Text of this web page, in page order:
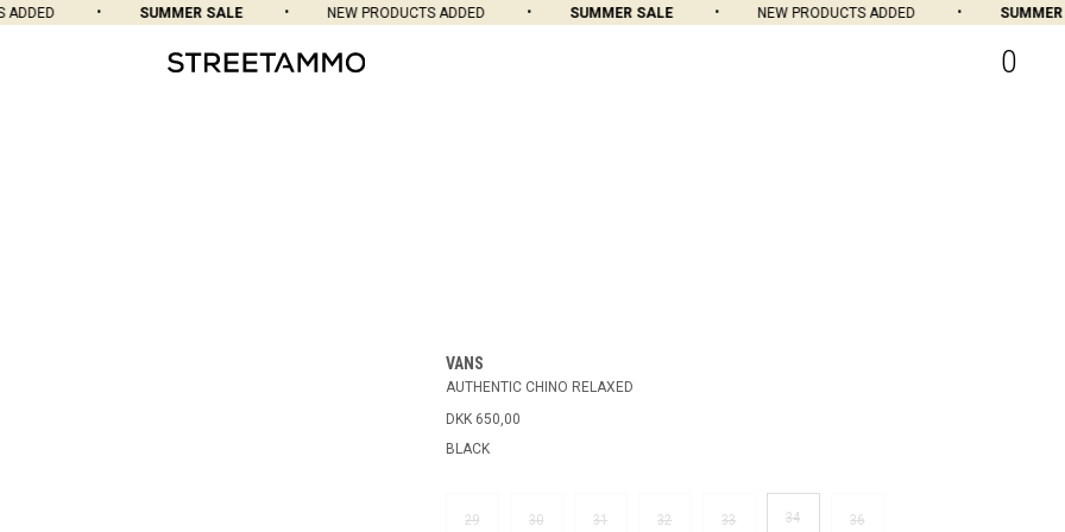
SUMMER SALE NEW PRODUCTS ADDED SUMMER SALE NEW PRODUCTS ADDED SUMMER
0
VANS
AUTHENTIC CHINO RELAXED
DKK 650,00
BLACK
29 30 31 32 33 34 36